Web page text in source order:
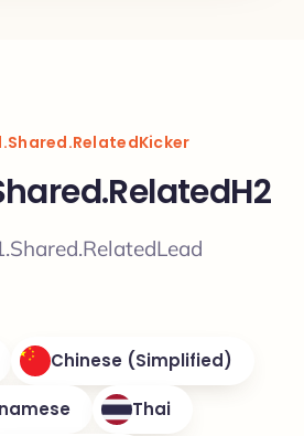
Chinese (Simplified)
Thai